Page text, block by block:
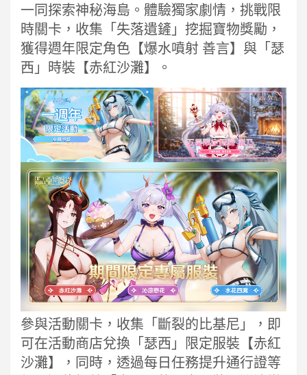
一同探索神秘海島。體驗獨家劇情，挑戰限
時關卡，收集「失落遺鏟」挖掘寶物獎勵，
獲得週年限定角色【爆水噴射 善言】與「瑟
西」時裝【赤紅沙灘】。
參與活動關卡，收集「斷裂的比基尼」，即
可在活動商店兌換「瑟西」限定服裝【赤紅
沙灘】，同時，透過每日任務提升通行證等